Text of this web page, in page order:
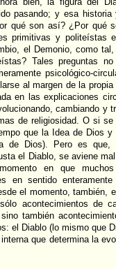
pasando; y esa
qué son así? ¿Por qué
primitivas y politeístas
el Demonio, como
Tales preguntas no
psicológico-
al margen de la
en las explicaciones
cambiando y
de religiosidad. O si
que la Idea de Dios
de Dios). Pero es que,
el Diablo, se aviene
en que
en sentido
el momento, también,
acontecimientos de
también
el Diablo (lo mismo que
que determina la